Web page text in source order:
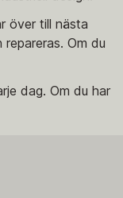
över till nästa
Om du
dag. Om du har